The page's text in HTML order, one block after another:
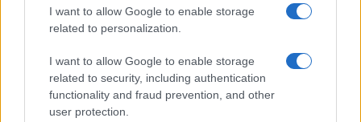
I want to allow Google to enable storage
related to personalization.
I want to allow Google to enable storage
related to security, including authentication
functionality and fraud prevention, and other
user protection.
Indice degli autori
Aforismi .meglio.it è l'archivio web dedicato a frasi,
aforismi e citazioni più grande del web (137.847 frasi in
database) • ©2005-2025 • La riproduzione dei testi è